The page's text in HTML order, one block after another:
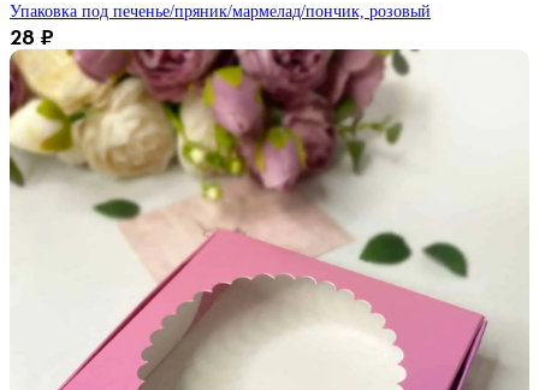
Упаковка под печенье/пряник/мармелад/пончик, розовый
28 ₽